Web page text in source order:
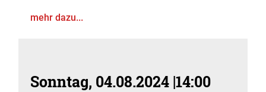
mehr dazu...
Sonntag, 04.08.2024 |14:00